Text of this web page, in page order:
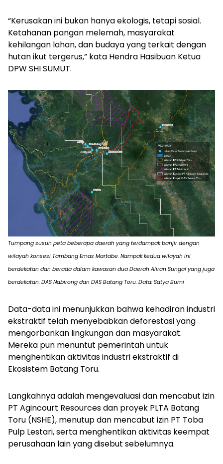
“Kerusakan ini bukan hanya ekologis, tetapi sosial.
Ketahanan pangan melemah, masyarakat
kehilangan lahan, dan budaya yang terkait dengan
hutan ikut tergerus,” kata Hendra Hasibuan Ketua
DPW SHI SUMUT.
Tumpang susun peta beberapa daerah yang terdampak banjir dengan
wilayah konsesi Tambang Emas Martabe. Nampak kedua wilayah ini
berdekatan dan berada dalam kawasan dua Daerah Aliran Sungai yang juga
berdekatan: DAS Nabirong dan DAS Batang Toru. Data: Satya Bumi
Data-data ini menunjukkan bahwa kehadiran industri
ekstraktif telah menyebabkan deforestasi yang
mengorbankan lingkungan dan masyarakat.
Mereka pun menuntut pemerintah untuk
menghentikan aktivitas industri ekstraktif di
Ekosistem Batang Toru.
Langkahnya adalah mengevaluasi dan mencabut izin
PT Agincourt Resources dan proyek PLTA Batang
Toru (NSHE), menutup dan mencabut izin PT Toba
Pulp Lestari, serta menghentikan aktivitas keempat
perusahaan lain yang disebut sebelumnya.